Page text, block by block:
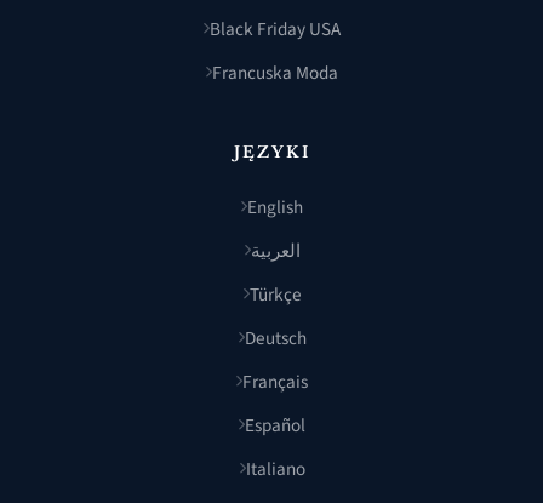
Black Friday USA
Francuska Moda
JĘZYKI
English
العربية
Türkçe
Deutsch
Français
Español
Italiano